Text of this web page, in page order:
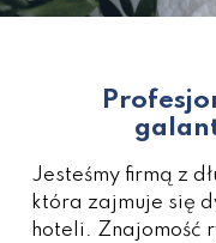
Jesteśmy firmą z
która zajmuje się
hoteli. Znajomość